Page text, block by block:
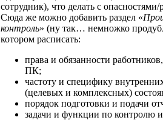
сотрудник), что делать с
Сюда же можно добавить раздел «
контроль» (ну так… немножко
котором расписать:
права и обязанности
ПК;
частоту и специфику
(целевых и комплексных)
порядок подготовки и подачи
задачи и функции по контролю